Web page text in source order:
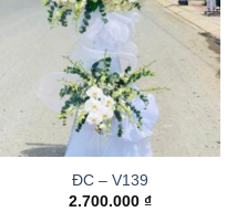
ĐC – V139
2.700.000 ₫